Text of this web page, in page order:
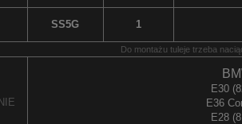
SS5G 1
Do montażu tuleje trzeba
E30
E36
E28